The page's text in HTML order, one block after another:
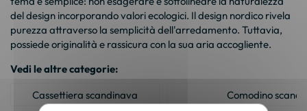
del design incorporando valori ecologici. Il design nordico rivela
purezza attraverso la semplicità dell'arredamento. Tuttavia,
possiede originalità e rassicura con la sua aria accogliente.
Vedi le altre categorie:
Cassettiera scandinava
Comodino